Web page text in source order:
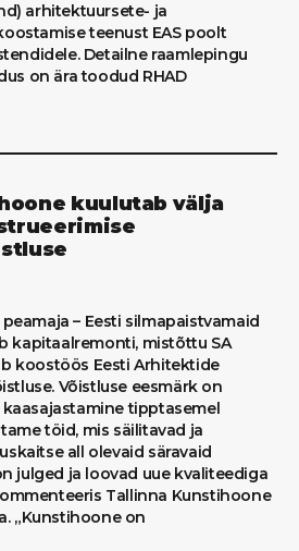
arhitektuursete- ja
teenust EAS poolt
Detailne raamlepingu
on ära toodud RHAD
kuulutab välja
– Eesti silmapaistvamaid
kapitaalremonti, mistõttu SA
koostöös Eesti Arhitektide
Võistluse eesmärk on
tipptasemel
töid, mis säilitavad ja
all olevaid säravaid
julged ja loovad uue kvaliteediga
Tallinna Kunstihoone
„Kunstihoone on